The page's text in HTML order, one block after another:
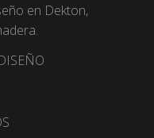
en Dekton,